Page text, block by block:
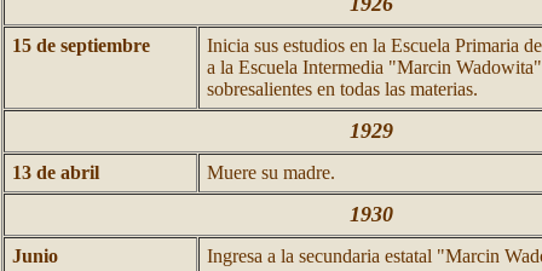
15 de septiembre
Inicia sus estudios en la Escuela Primaria
a la Escuela Intermedia "Marcin
sobresalientes en todas las materias.
1929
13 de abril Muere su madre.
1930
Junio Ingresa a la secundaria estatal "Marcin